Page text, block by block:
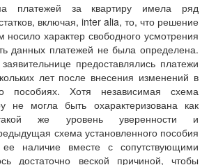
платежей за квартиру имела ряд
включая, inter alia, то, что решение
носило характер свободного усмотрения
данных платежей не была определена.
предоставлялись платежи
лет после внесения изменений в
о пособиях. Хотя независимая схема
не могла быть охарактеризована как
же уровень уверенности и
схема установленного пособия
наличие вместе с сопутствующими
достаточно веской причиной, чтобы